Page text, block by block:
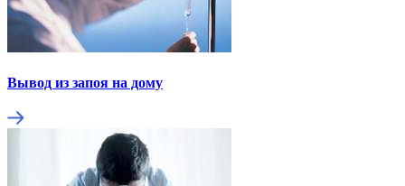
Вывод из запоя на дому